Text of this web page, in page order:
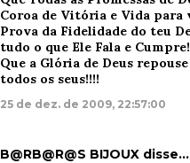
Coroa de Vitória e Vida para
Prova da Fidelidade do teu
tudo o que Ele Fala e Cumpre!
Que a Glória de Deus
todos os seus!!!!
25 de dez. de 2009, 22:57:00
B@RB@R@S BIJOUX disse…